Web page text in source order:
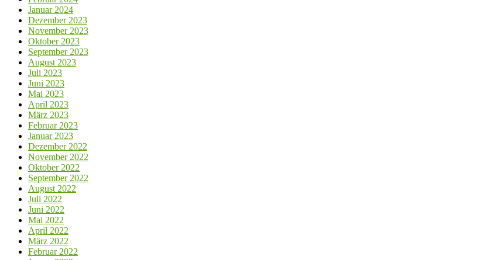
Januar 2024
Dezember 2023
November 2023
Oktober 2023
September 2023
August 2023
Juli 2023
Juni 2023
Mai 2023
April 2023
März 2023
Februar 2023
Januar 2023
Dezember 2022
November 2022
Oktober 2022
September 2022
August 2022
Juli 2022
Juni 2022
Mai 2022
April 2022
März 2022
Februar 2022